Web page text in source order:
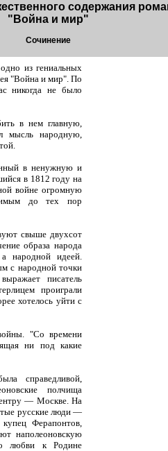
содержания
"Война и мир"
Сочинение
из гениальных
"Война и мир". По
никогда не было
в нем главную,
народную,
в ненужную и
в 1812 году на
войне огромную
до тех пор
свыше двухсот
образа народа
а народной идеей.
с народной точки
писатель
проиграли
хотелось уйти с
"Со времени
ни под какие
справедливой,
полчища
— Москве. На
русские люди —
Ферапонтов,
наполеоновскую
любви к Родине